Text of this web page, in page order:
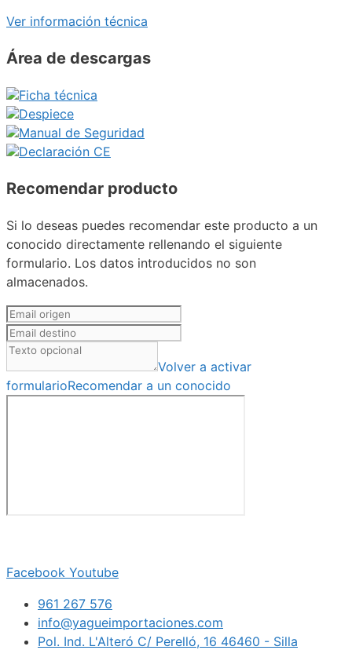
Ver información técnica
Área de descargas
Ficha técnica
Despiece
Manual de Seguridad
Declaración CE
Recomendar producto
Si lo deseas puedes recomendar este producto a un
conocido directamente rellenando el siguiente
formulario. Los datos introducidos no son
almacenados.
Volver a activar
formularioRecomendar a un conocido
Facebook Youtube
961 267 576
info@yagueimportaciones.com
Pol. Ind. L'Alteró C/ Perelló, 16 46460 - Silla